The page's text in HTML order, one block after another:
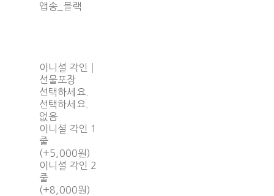
앱송_블랙
이니셜 각인│
선물포장
선택하세요.
선택하세요.
없음
이니셜 각인 1
줄
(+5,000원)
이니셜 각인 2
줄
(+8,000원)